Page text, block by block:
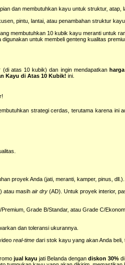
dan membutuhkan kayu untuk struktur, atap,
pintu, lantai, atau penambahan struktur kayu.
membutuhkan 10 kubik kayu meranti untuk
untuk membeli genteng kualitas
(di atas 10 kubik) dan ingin mendapatkan
Kayu di Atas 10 Kubik! ini.
strategi cerdas, terutama karena ini
proyek Anda (jati, meranti, kamper, pinus, dll.).
atau masihair dry (AD). Untuk proyek interior,
Grade B/Standar, atau Grade C/
dan toleransi ukurannya.
real-time dari stok kayu yang akan Anda
jual kayu jati Belanda dengandiskon 30%